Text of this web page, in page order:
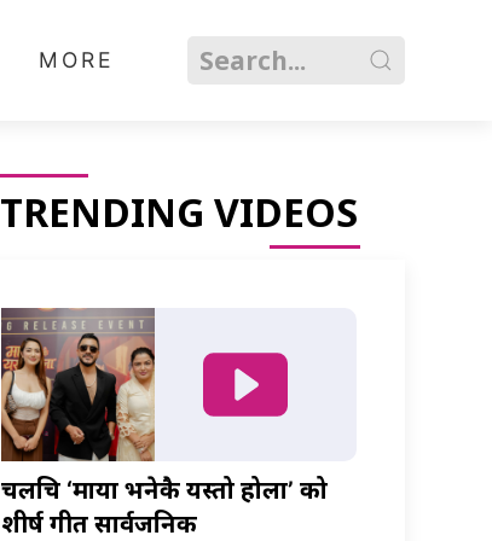
MORE
TRENDING VIDEOS
चलचित्र ‘माया भनेकै यस्तो होला’ को
शीर्ष गीत सार्वजनिक